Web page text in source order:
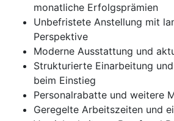
monatliche Erfolgsprämien
Unbefristete Anstellung mit
Perspektive
Moderne Ausstattung und
Strukturierte Einarbeitung
beim Einstieg
Personalrabatte und weitere
Geregelte Arbeitszeiten und